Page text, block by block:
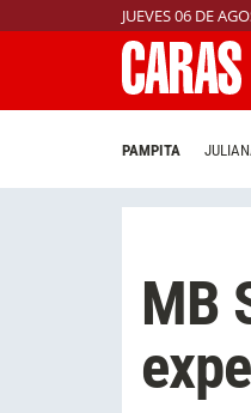
JUEVES 06 DE
PAMPITA
MB